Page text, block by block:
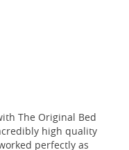
The Original Bed
high quality
perfectly as